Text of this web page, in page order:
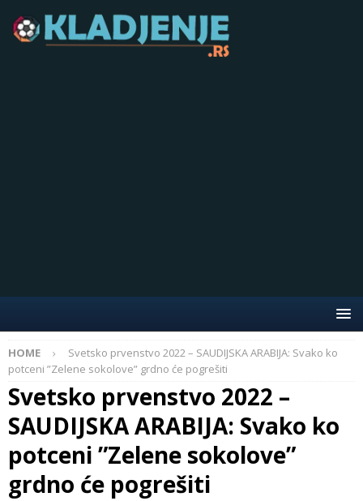
HOME
Svetsko prvenstvo 2022 – SAUDIJSKA ARABIJA: Svako ko
potceni ”Zelene sokolove” grdno će pogrešiti
Svetsko prvenstvo 2022 –
SAUDIJSKA ARABIJA: Svako ko
potceni ”Zelene sokolove”
grdno će pogrešiti